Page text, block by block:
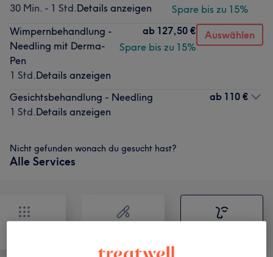
30 Min. - 1 Std.Details anzeigen
Spare bis zu 15%
Wimpernbehandlung -
Needling mit Derma-
Pen
1 Std.Details anzeigen
ab 127,50 €
Spare bis zu 15%
Auswählen
Gesichtsbehandlung - Needling
1 Std.Details anzeigen
ab 110 €
Nicht gefunden wonach du gesucht hast?
Alle Services